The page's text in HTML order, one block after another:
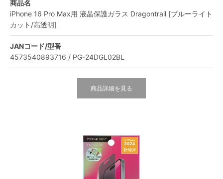
商品名
iPhone 16 Pro Max用 液晶保護ガラス Dragontrail [ブルーライト
カット/高透明]
JANコード/型番
4573540893716 / PG-24DGL02BL
商品詳細を見る